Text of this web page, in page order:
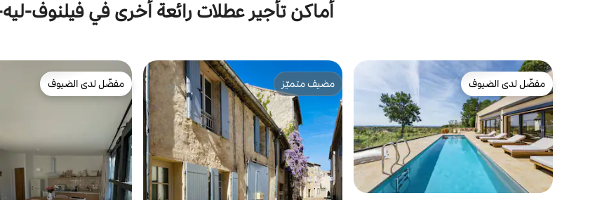
أماكن تأجير عطلات رائعة أخرى في فيلنوف-
مفضّل لدى الضيوف
مفضّل لدى الضيوف
مضيف متميّز
مضيف متميّز
مفضّل لدى الضيوف
مفضّل لدى الضيوف